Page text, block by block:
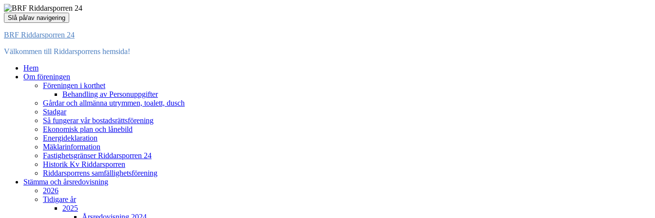
Slå på/av navigering
BRF Riddarsporren 24
Välkommen till Riddarsporrens hemsida!
Hem
Om föreningen
Föreningen i korthet
Behandling av Personuppgifter
Gårdar och allmänna utrymmen, toalett, dusch
Stadgar
Så fungerar vår bostadsrättsförening
Ekonomisk plan och lånebild
Energideklaration
Mäklarinformation
Fastighetsgränser Riddarsporren 24
Historik Kv Riddarsporren
Riddarsporrens samfällighetsförening
Stämma och årsredovisning
2026
Tidigare år
2025